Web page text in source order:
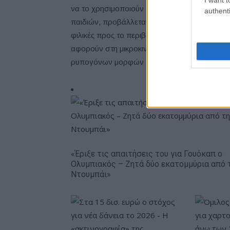
να το χρησιμοποιούν στις καθημερινές τους
παιδιών, προβάλλεται ένας κόσμος με
φιλικές προς το περιβάλλον μετακινήσεις,
αφορούν στη μικροκινητικότητα, τα Σχέδια
ρυπογόνων μορφών ενέργειας, όπως η
«Έριξε τις απαιτήσεις του για Γουόκαπ ο
Ολυμπιακός – Ζητά δύο εκατομμύρια από
Ντουμπάι»